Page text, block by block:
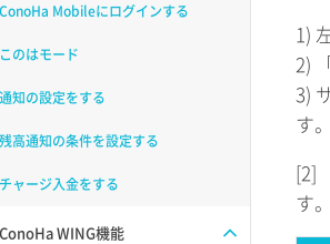
ConoHa Mobileにログインする
このはモード
通知の設定をする
残高通知の条件を設定する
チャージ入金をする
ConoHa WING機能
1)
2)
3)
す。
[2]
す。